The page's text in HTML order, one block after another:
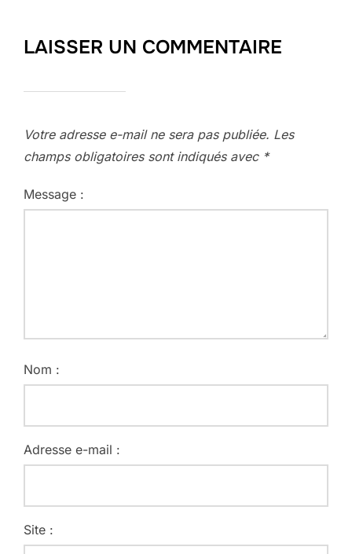
LAISSER UN COMMENTAIRE
Votre adresse e-mail ne sera pas publiée. Les
champs obligatoires sont indiqués avec *
Message :
Nom :
Adresse e-mail :
Site :